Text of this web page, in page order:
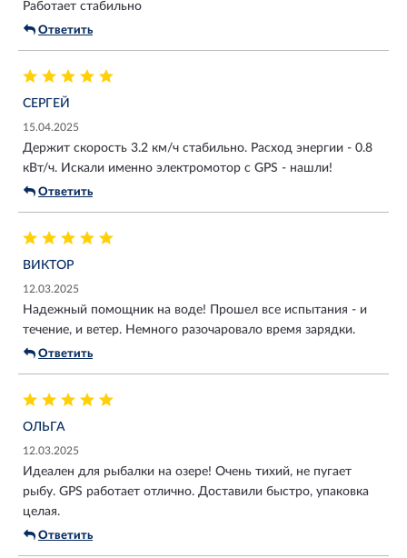
Работает стабильно
Ответить
СЕРГЕЙ
15.04.2025
Держит скорость 3.2 км/ч стабильно. Расход энергии - 0.8
кВт/ч. Искали именно электромотор с GPS - нашли!
Ответить
ВИКТОР
12.03.2025
Надежный помощник на воде! Прошел все испытания - и
течение, и ветер. Немного разочаровало время зарядки.
Ответить
ОЛЬГА
12.03.2025
Идеален для рыбалки на озере! Очень тихий, не пугает
рыбу. GPS работает отлично. Доставили быстро, упаковка
целая.
Ответить